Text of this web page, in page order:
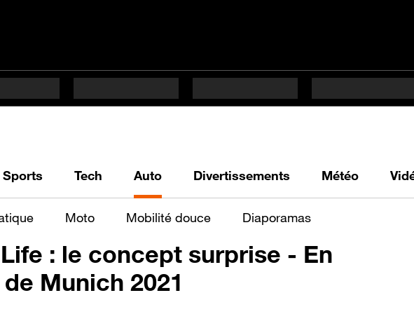
Sports Tech Auto Divertissements Météo
Moto Mobilité douce Diaporamas
: le concept surprise - En
Munich 2021